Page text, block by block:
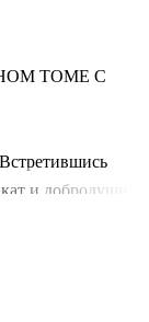
ТОМЕ С
и добродушный
— и всегда